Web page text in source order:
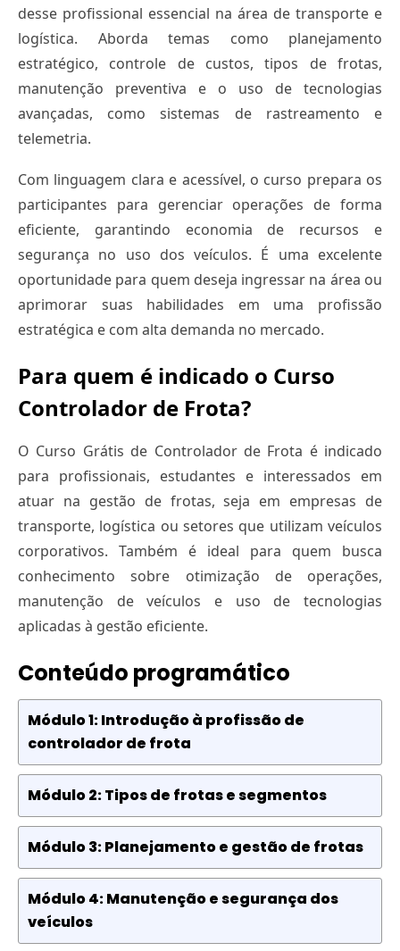
desse profissional essencial na área de transporte e
logística. Aborda temas como planejamento
estratégico, controle de custos, tipos de frotas,
manutenção preventiva e o uso de tecnologias
avançadas, como sistemas de rastreamento e
telemetria.
Com linguagem clara e acessível, o curso prepara os
participantes para gerenciar operações de forma
eficiente, garantindo economia de recursos e
segurança no uso dos veículos. É uma excelente
oportunidade para quem deseja ingressar na área ou
aprimorar suas habilidades em uma profissão
estratégica e com alta demanda no mercado.
Para quem é indicado o Curso
Controlador de Frota?
O Curso Grátis de Controlador de Frota é indicado
para profissionais, estudantes e interessados em
atuar na gestão de frotas, seja em empresas de
transporte, logística ou setores que utilizam veículos
corporativos. Também é ideal para quem busca
conhecimento sobre otimização de operações,
manutenção de veículos e uso de tecnologias
aplicadas à gestão eficiente.
Conteúdo programático
Módulo 1: Introdução à profissão de
controlador de frota
Módulo 2: Tipos de frotas e segmentos
Módulo 3: Planejamento e gestão de frotas
Módulo 4: Manutenção e segurança dos
veículos